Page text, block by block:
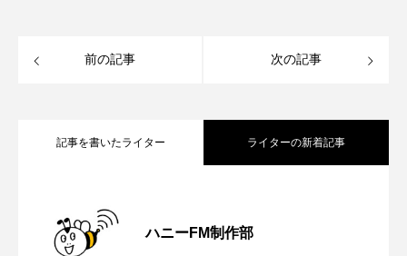
ジャネル・ツァイ ジューン・スキップ
スイス映画 スウェーデン
スケルトン！のりもの編
前の記事 次の記事
記事を書いたライター ライターの新着記事
ハニーFM制作部